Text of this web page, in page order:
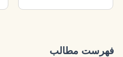
فهرست مطالب